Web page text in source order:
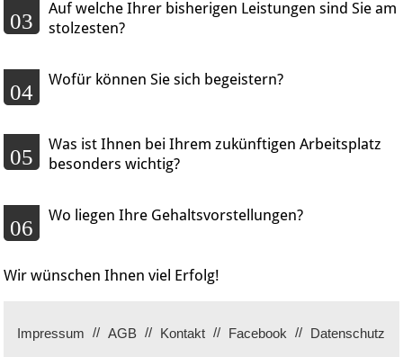
03
Auf welche Ihrer bisherigen Leistungen sind Sie am
stolzesten?
04
Wofür können Sie sich begeistern?
05
Was ist Ihnen bei Ihrem zukünftigen Arbeitsplatz
besonders wichtig?
06
Wo liegen Ihre Gehaltsvorstellungen?
Wir wünschen Ihnen viel Erfolg!
Impressum AGB Kontakt Facebook Datenschutz